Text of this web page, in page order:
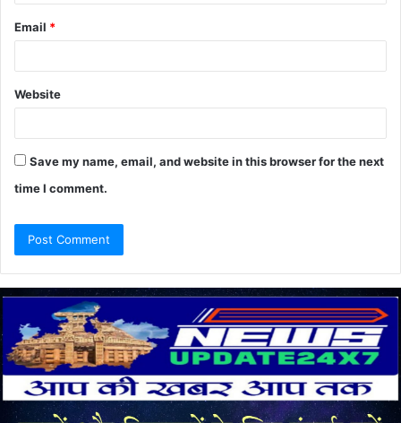
Email *
Website
Save my name, email, and website in this browser for the next
time I comment.